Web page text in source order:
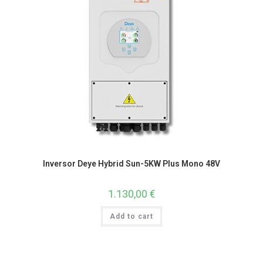
Inversor Deye Hybrid Sun-5KW Plus Mono 48V
1.130,00 €
Add to cart